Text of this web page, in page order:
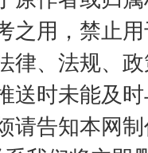
之用，禁止
律、法规、
送时未能及
请告知本网
题” 法